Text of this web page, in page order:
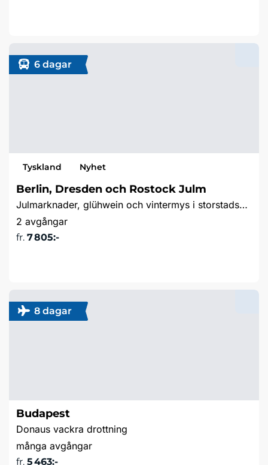
6 dagar
Tyskland Nyhet
Berlin, Dresden och Rostock Julm
Julmarknader, glühwein och vintermys i storstadspulsen Berlin, barockvackra Dresden och hamnmysiga Rostock
2 avgångar
fr. 7 805:-
8 dagar
Budapest
Donaus vackra drottning
många avgångar
fr. 5 463:-